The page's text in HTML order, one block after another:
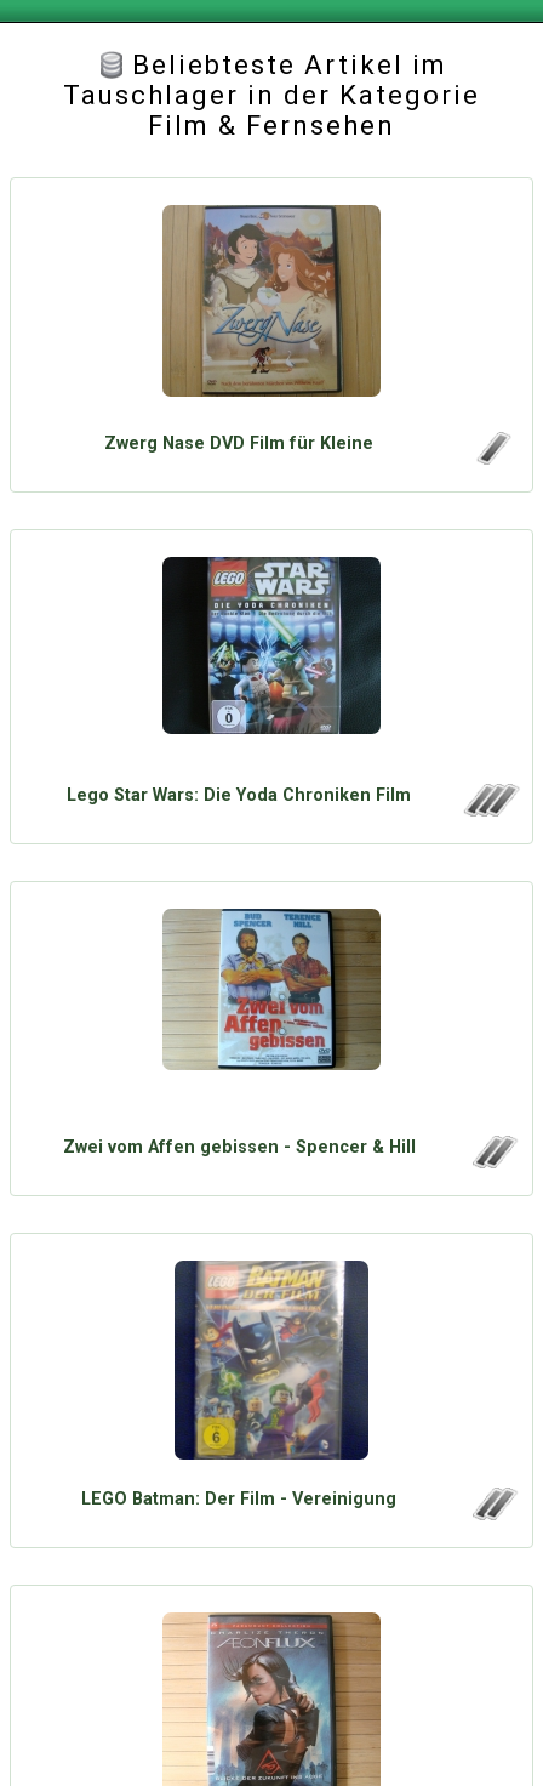
Beliebteste Artikel im
Tauschlager in der Kategorie
Film & Fernsehen
Zwerg Nase DVD Film für Kleine
Lego Star Wars: Die Yoda Chroniken Film
Zwei vom Affen gebissen - Spencer & Hill
LEGO Batman: Der Film - Vereinigung